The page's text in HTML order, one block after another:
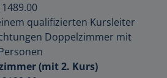
qualifizierten Kursleiter
Doppelzimmer mit
(mit 2. Kurs)